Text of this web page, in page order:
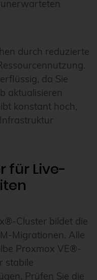
durch reduzierte
da Sie
aktualisieren
konstant hoch,
für Live-
Cluster bildet die
Migrationen. Alle
Proxmox VE®-
stabile
Prüfen Sie die